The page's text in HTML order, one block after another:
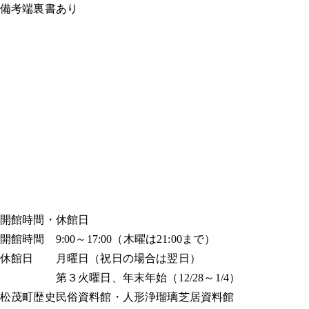
備考端裏書あり
開館時間・休館日
開館時間 9:00～17:00（木曜は21:00まで）
休館日 月曜日（祝日の場合は翌日）
第３火曜日、年末年始（12/28～1/4）
松茂町歴史民俗資料館・人形浄瑠璃芝居資料館